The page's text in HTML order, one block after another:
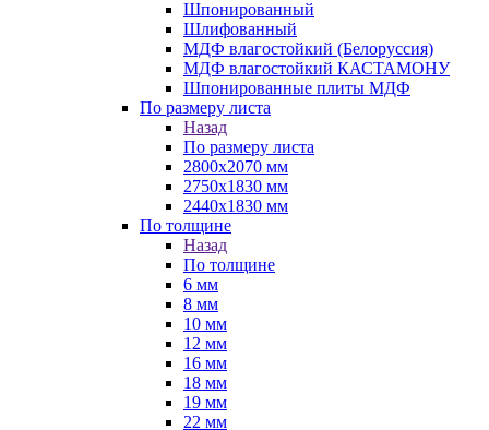
Шпонированный
Шлифованный
МДФ влагостойкий (Белоруссия)
МДФ влагостойкий КАСТАМОНУ
Шпонированные плиты МДФ
По размеру листа
Назад
По размеру листа
2800х2070 мм
2750х1830 мм
2440х1830 мм
По толщине
Назад
По толщине
6 мм
8 мм
10 мм
12 мм
16 мм
18 мм
19 мм
22 мм